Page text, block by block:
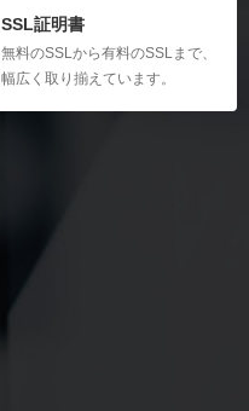
SSL証明書
無料のSSLから有料のSSLまで、
幅広く取り揃えています。